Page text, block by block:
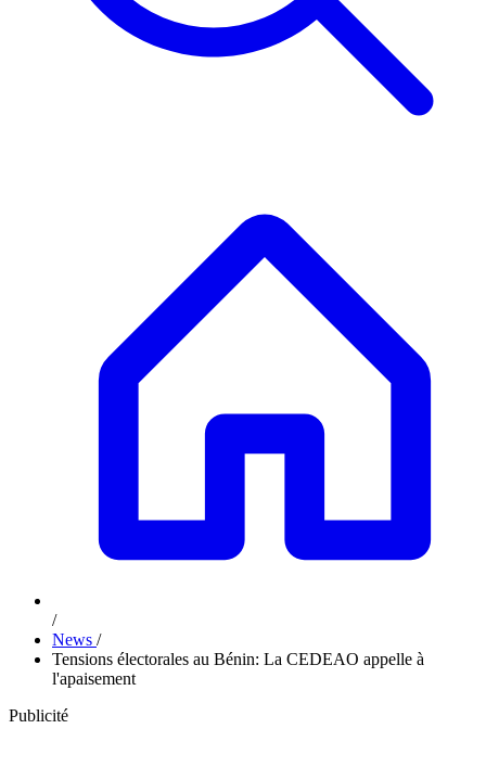
/
News /
Tensions électorales au Bénin: La CEDEAO appelle à
l'apaisement
Publicité